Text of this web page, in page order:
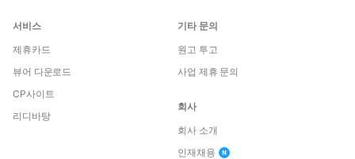
서비스
제휴카드
뷰어 다운로드
CP사이트
리디바탕
기타 문의
원고 투고
사업 제휴 문의
회사
회사 소개
인재채용